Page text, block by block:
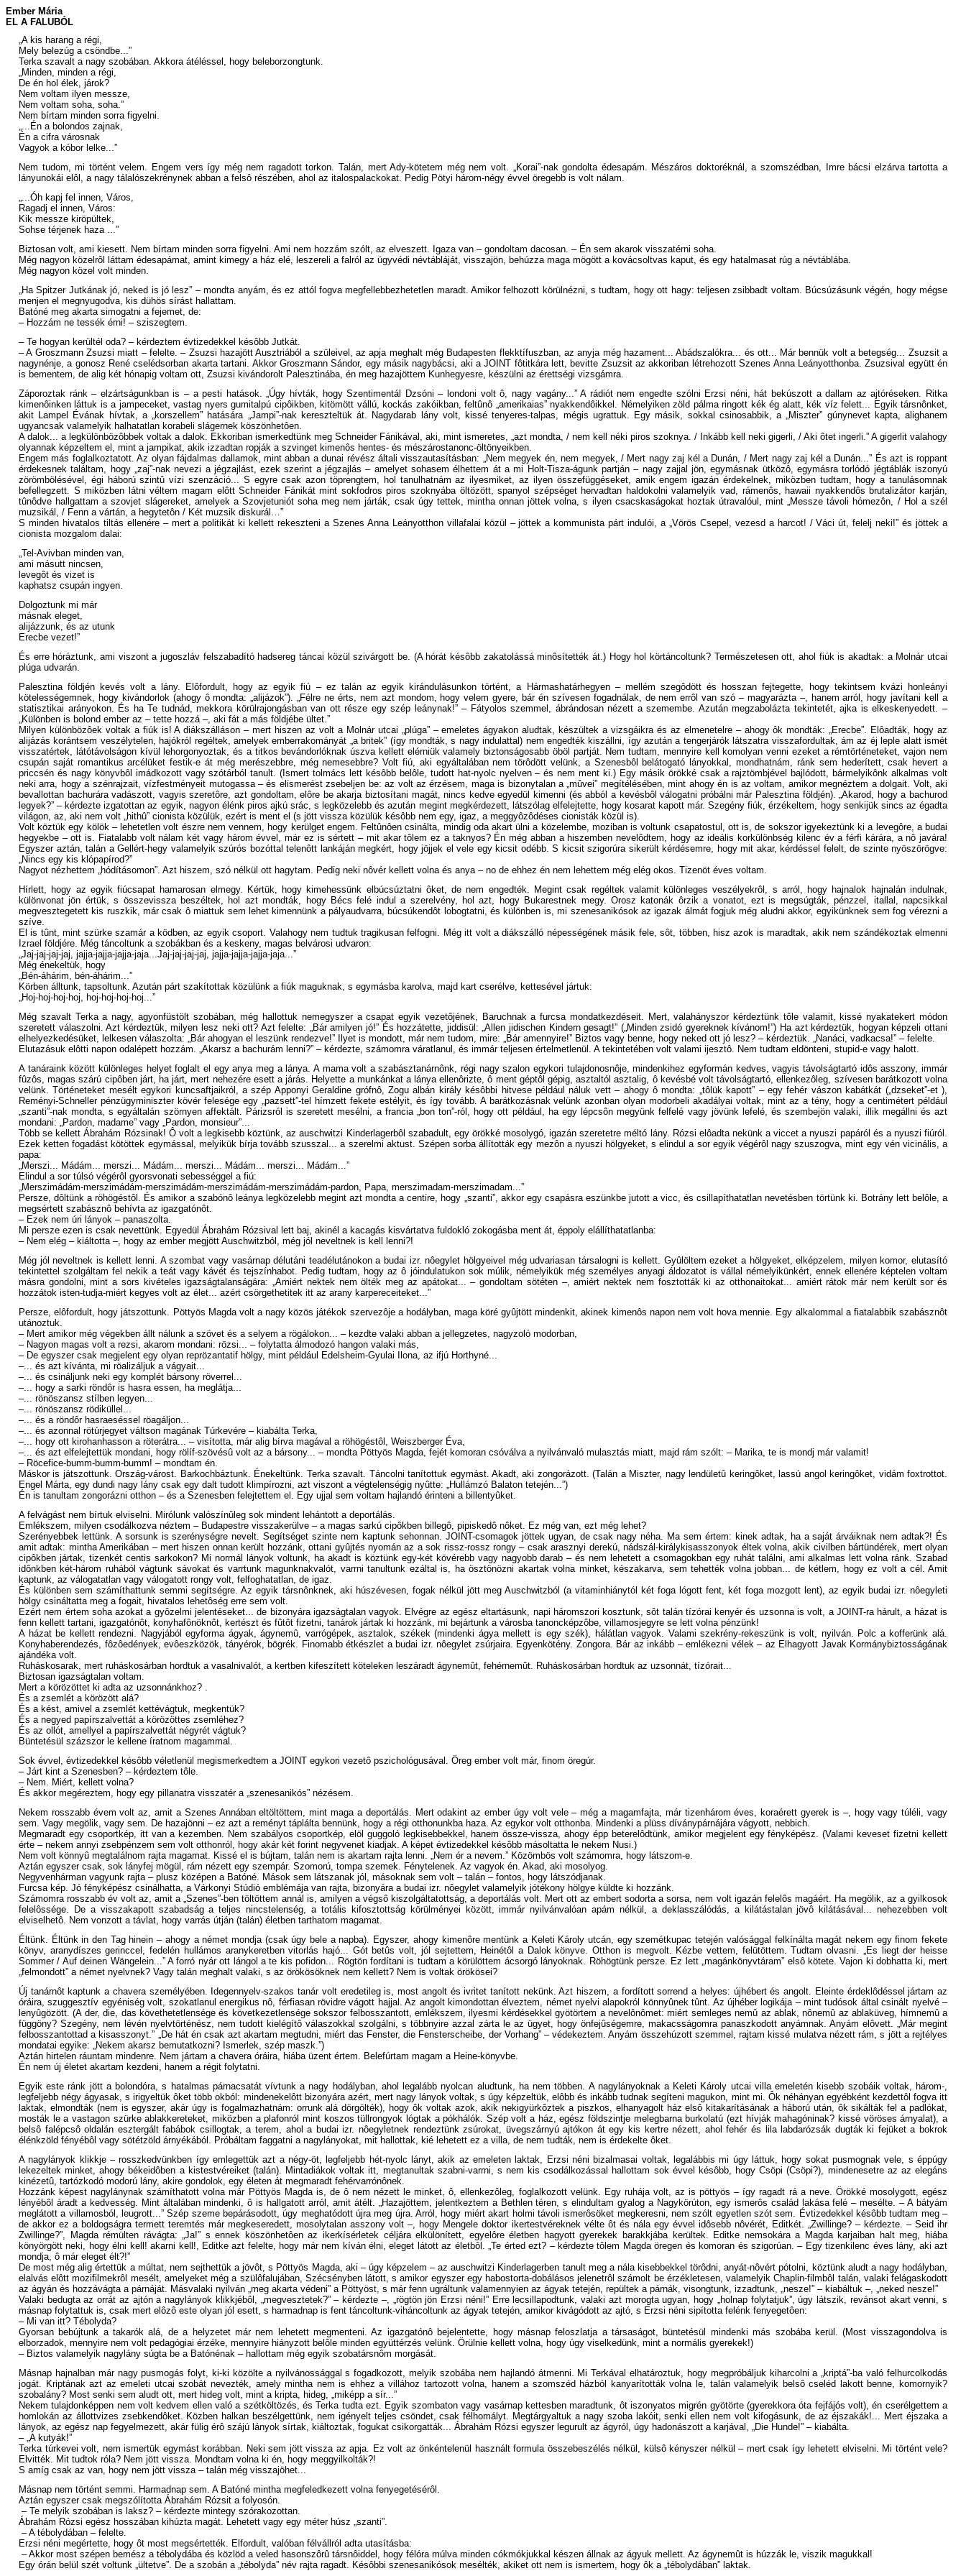
Ember Mária
EL A FALUBÓL
„A kis harang a régi,
Mely belezúg a csöndbe...”
Terka szavalt a nagy szobában. Akkora átéléssel, hogy beleborzongtunk.
„Minden, minden a régi,
De én hol élek, járok?
Nem voltam ilyen messze,
Nem voltam soha, soha.”
Nem bírtam minden sorra figyelni.
„...Én a bolondos zajnak,
Én a cifra városnak
Vagyok a kóbor lelke...”
Nem tudom, mi történt velem. Engem vers így még nem ragadott torkon. Talán, mert Ady-kötetem még nem volt. „Korai”-nak gondolta édesapám. Mészáros doktoréknál, a szomszédban, Imre bácsi elzárva tartotta a
lányunokái elôl, a nagy tálalószekrénynek abban a felsô részében, ahol az italospalackokat. Pedig Pötyi három-négy évvel öregebb is volt nálam.
„...Óh kapj fel innen, Város,
Ragadj el innen, Város:
Kik messze kiröpültek,
Sohse térjenek haza ...”
Biztosan volt, ami kiesett. Nem bírtam minden sorra figyelni. Ami nem hozzám szólt, az elveszett. Igaza van – gondoltam dacosan. – Én sem akarok visszatérni soha.
Még nagyon közelrôl láttam édesapámat, amint kimegy a ház elé, leszereli a falról az ügyvédi névtábláját, visszajön, behúzza maga mögött a kovácsoltvas kaput, és egy hatalmasat rúg a névtáblába.
Még nagyon közel volt minden.
„Ha Spitzer Jutkának jó, neked is jó lesz” – mondta anyám, és ez attól fogva megfellebbezhetetlen maradt. Amikor felhozott körülnézni, s tudtam, hogy ott hagy: teljesen zsibbadt voltam. Búcsúzásunk végén, hogy mégse
menjen el megnyugodva, kis dühös sírást hallattam.
Batóné meg akarta simogatni a fejemet, de:
– Hozzám ne tessék érni! – sziszegtem.
– Te hogyan kerültél oda? – kérdeztem évtizedekkel késôbb Jutkát.
– A Groszmann Zsuzsi miatt – felelte. – Zsuzsi hazajött Ausztriából a szüleivel, az apja meghalt még Budapesten flekktífuszban, az anyja még hazament... Abádszalókra... és ott... Már bennük volt a betegség... Zsuzsit a
nagynénje, a gonosz René cselédsorban akarta tartani. Akkor Groszmann Sándor, egy másik nagybácsi, aki a JOINT fôtitkára lett, bevitte Zsuzsit az akkoriban létrehozott Szenes Anna Leányotthonba. Zsuzsival együtt én
is bementem, de alig két hónapig voltam ott, Zsuzsi kivándorolt Palesztinába, én meg hazajöttem Kunhegyesre, készülni az érettségi vizsgámra.
Záporoztak ránk – elzártságunkban is – a pesti hatások. „Úgy hívták, hogy Szentimentál Dzsóni – londoni volt ô, nagy vagány...” A rádiót nem engedte szólni Erzsi néni, hát bekúszott a dallam az ajtóréseken. Ritka
kimenôinken láttuk is a jampeceket, vastag nyers gumitalpú cipôikben, kitömött vállú, kockás zakóikban, feltûnô „amerikaias” nyakkendôikkel. Némelyiken zöld pálma ringott kék ég alatt, kék víz felett... Egyik társnônket,
akit Lampel Évának hívtak, a „korszellem” hatására „Jampi”-nak kereszteltük át. Nagydarab lány volt, kissé tenyeres-talpas, mégis ugrattuk. Egy másik, sokkal csinosabbik, a „Miszter” gúnynevet kapta, alighanem
ugyancsak valamelyik halhatatlan korabeli slágernek köszönhetôen.
A dalok... a legkülönbözôbbek voltak a dalok. Ekkoriban ismerkedtünk meg Schneider Fánikával, aki, mint ismeretes, „azt mondta, / nem kell néki piros szoknya. / Inkább kell neki gigerli, / Aki ôtet ingerli.” A gigerlit valahogy
olyannak képzeltem el, mint a jampikat, akik izzadtan ropják a szvinget kimenôs hentes- és mészárostanonc-öltönyeikben.
Engem más foglalkoztatott. Az olyan fájdalmas dallamok, mint abban a dunai révész általi visszautasításban: „Nem megyek én, nem megyek, / Mert nagy zaj kél a Dunán, / Mert nagy zaj kél a Dunán...” És azt is roppant
érdekesnek találtam, hogy „zaj”-nak nevezi a jégzajlást, ezek szerint a jégzajlás – amelyet sohasem élhettem át a mi Holt-Tisza-águnk partján – nagy zajjal jön, egymásnak ütközô, egymásra torlódó jégtáblák iszonyú
zörömbölésével, égi háború szintû vízi szenzáció... S egyre csak azon töprengtem, hol tanulhatnám az ilyesmiket, az ilyen összefüggéseket, amik engem igazán érdekelnek, miközben tudtam, hogy a tanulásomnak
befellegzett. S miközben látni véltem magam elôtt Schneider Fánikát mint sokfodros piros szoknyába öltözött, spanyol szépséget hervadtan haldokolni valamelyik vad, rámenôs, hawaii nyakkendôs brutalizátor karján,
tûnôdve hallgattam a szovjet slágereket, amelyek a Szovjetuniót soha meg nem járták, csak úgy tettek, mintha onnan jöttek volna, s ilyen csacskaságokat hoztak útravalóul, mint „Messze távoli hómezôn, / Hol a szél
muzsikál, / Fenn a vártán, a hegytetôn / Két muzsik diskurál…”
S minden hivatalos tiltás ellenére – mert a politikát ki kellett rekeszteni a Szenes Anna Leányotthon villafalai közül – jöttek a kommunista párt indulói, a „Vörös Csepel, vezesd a harcot! / Váci út, felelj neki!” és jöttek a
cionista mozgalom dalai:
„Tel-Avivban minden van,
ami másutt nincsen,
levegôt és vizet is
kaphatsz csupán ingyen.
Dolgoztunk mi már
másnak eleget,
alijázzunk, és az utunk
Erecbe vezet!”
És erre hóráztunk, ami viszont a jugoszláv felszabadító hadsereg táncai közül szivárgott be. (A hórát késôbb zakatolássá minôsítették át.) Hogy hol körtáncoltunk? Természetesen ott, ahol fiúk is akadtak: a Molnár utcai
plúga udvarán.
Palesztina földjén kevés volt a lány. Elôfordult, hogy az egyik fiú – ez talán az egyik kirándulásunkon történt, a Hármashatárhegyen – mellém szegôdött és hosszan fejtegette, hogy tekintsem kvázi honleányi
kötelességemnek, hogy kivándorlok (ahogy ô mondta: „alijázok”). „Félre ne érts, nem azt mondom, hogy velem gyere, bár én szívesen fogadnálak, de nem errôl van szó – magyarázta –, hanem arról, hogy javítani kell a
statisztikai arányokon. És ha Te tudnád, mekkora körülrajongásban van ott része egy szép leánynak!” – Fátyolos szemmel, ábrándosan nézett a szemembe. Azután megzabolázta tekintetét, ajka is elkeskenyedett. –
„Különben is bolond ember az – tette hozzá –, aki fát a más földjébe ültet.”
Milyen különbözôek voltak a fiúk is! A diákszálláson – mert hiszen az volt a Molnár utcai „plúga” – emeletes ágyakon aludtak, készültek a vizsgáikra és az elmenetelre – ahogy ôk mondták: „Erecbe”. Elôadták, hogy az
alijázás korántsem veszélytelen, hajókról regéltek, amelyek emberrakományát „a britek” (így mondták, s nagy indulattal) nem engedték kiszállni, így azután a tengerjárók látszatra visszafordultak, ám az éj leple alatt ismét
visszatértek, látótávolságon kívül lehorgonyoztak, és a titkos bevándorlóknak úszva kellett elérniük valamely biztonságosabb öböl partját. Nem tudtam, mennyire kell komolyan venni ezeket a rémtörténeteket, vajon nem
csupán saját romantikus arcélüket festik-e át még merészebbre, még nemesebbre? Volt fiú, aki egyáltalában nem törôdött velünk, a Szenesbôl belátogató lányokkal, mondhatnám, ránk sem hederített, csak hevert a
priccsén és nagy könyvbôl imádkozott vagy szótárból tanult. (Ismert tolmács lett késôbb belôle, tudott hat-nyolc nyelven – és nem ment ki.) Egy másik örökké csak a rajztömbjével bajlódott, bármelyikônk alkalmas volt
neki arra, hogy a szénrajzait, vízfestményeit mutogassa – és elismerést zsebeljen be: az volt az érzésem, maga is bizonytalan a „mûvei” megítélésében, mint ahogy én is az voltam, amikor megnéztem a dolgait. Volt, aki
bevallottan bachurára vadászott, vagyis szeretôre, azt gondoltam, elôre be akarja biztosítani magát, nincs kedve egyedül kimenni (és abból a kevésbôl válogatni próbálni már Palesztina földjén). „Akarod, hogy a bachurod
legyek?” – kérdezte izgatottan az egyik, nagyon élénk piros ajkú srác, s legközelebb és azután megint megkérdezett, látszólag elfelejtette, hogy kosarat kapott már. Szegény fiúk, érzékeltem, hogy senkijük sincs az égadta
világon, az, aki nem volt „hithû” cionista közülük, ezért is ment el (s jött vissza közülük késôbb nem egy, igaz, a meggyôzôdéses cionisták közül is).
Volt köztük egy kölök – lehetetlen volt észre nem vennem, hogy kerülget engem. Feltûnôen csinálta, mindig oda akart ülni a közelembe, moziban is voltunk csapatostul, ott is, de sokszor igyekeztünk ki a levegôre, a budai
hegyekbe – ott is. Fiatalabb volt nálam két vagy három évvel, már ez is sértett – mit akar tôlem ez a taknyos? Én még abban a hiszemben nevelôdtem, hogy az ideális korkülönbség kilenc év a férfi kárára, a nô javára!
Egyszer aztán, talán a Gellért-hegy valamelyik szúrós bozóttal telenôtt lankáján megkért, hogy jöjjek el vele egy kicsit odébb. S kicsit szigorúra sikerült kérdésemre, hogy mit akar, kérdéssel felelt, de szinte nyöszörögve:
„Nincs egy kis klópapírod?”
Nagyot nézhettem „hódításomon”. Azt hiszem, szó nélkül ott hagytam. Pedig neki nôvér kellett volna és anya – no de ehhez én nem lehettem még elég okos. Tizenöt éves voltam.
Hírlett, hogy az egyik fiúcsapat hamarosan elmegy. Kértük, hogy kimehessünk elbúcsúztatni ôket, de nem engedték. Megint csak regéltek valamit különleges veszélyekrôl, s arról, hogy hajnalok hajnalán indulnak,
különvonat jön értük, s összevissza beszéltek, hol azt mondták, hogy Bécs felé indul a szerelvény, hol azt, hogy Bukarestnek megy. Orosz katonák ôrzik a vonatot, ezt is megsúgták, pénzzel, itallal, napcsikkal
megvesztegetett kis ruszkik, már csak ô miattuk sem lehet kimennünk a pályaudvarra, búcsúkendôt lobogtatni, és különben is, mi szenesanikósok az igazak álmát fogjuk még aludni akkor, egyikünknek sem fog vérezni a
szíve.
El is tûnt, mint szürke szamár a ködben, az egyik csoport. Valahogy nem tudtuk tragikusan felfogni. Még itt volt a diákszálló népességének másik fele, sôt, többen, hisz azok is maradtak, akik nem szándékoztak elmenni
Izrael földjére. Még táncoltunk a szobákban és a keskeny, magas belvárosi udvaron:
„Jaj-jaj-jaj-jaj, jajja-jajja-jajja-jaja...Jaj-jaj-jaj-jaj, jajja-jajja-jajja-jaja...”
Még énekeltük, hogy
„Bén-áhárim, bén-áhárim...”
Körben álltunk, tapsoltunk. Azután párt szakítottak közülünk a fiúk maguknak, s egymásba karolva, majd kart cserélve, kettesével jártuk:
„Hoj-hoj-hoj-hoj, hoj-hoj-hoj-hoj...”
Még szavalt Terka a nagy, agyonfüstölt szobában, még hallottuk nemegyszer a csapat egyik vezetôjének, Baruchnak a furcsa mondatkezdéseit. Mert, valahányszor kérdeztünk tôle valamit, kissé nyakatekert módon
szeretett válaszolni. Azt kérdeztük, milyen lesz neki ott? Azt felelte: „Bár amilyen jó!” És hozzátette, jiddisül: „Allen jidischen Kindern gesagt!” („Minden zsidó gyereknek kívánom!”) Ha azt kérdeztük, hogyan képzeli ottani
elhelyezkedésüket, lelkesen válaszolta: „Bár ahogyan el leszünk rendezve!” Ilyet is mondott, már nem tudom, mire: „Bár amennyire!” Biztos vagy benne, hogy neked ott jó lesz? – kérdeztük. „Nanáci, vadkacsa!” – felelte.
Elutazásuk elôtti napon odalépett hozzám. „Akarsz a bachurám lenni?” – kérdezte, számomra váratlanul, és immár teljesen értelmetlenül. A tekintetében volt valami ijesztô. Nem tudtam eldönteni, stupid-e vagy halott.
A tanáraink között különleges helyet foglalt el egy anya meg a lánya. A mama volt a szabásztanárnônk, régi nagy szalon egykori tulajdonosnôje, mindenkihez egyformán kedves, vagyis távolságtartó idôs asszony, immár
fûzôs, magas szárú cipôben járt, ha járt, mert nehezére esett a járás. Helyette a munkánkat a lánya ellenôrizte, ô ment géptôl gépig, asztaltól asztalig, ô kevésbé volt távolságtartó, ellenkezôleg, szívesen barátkozott volna
velünk. Történeteket mesélt egykori kuncsaftjaikról, a szép Apponyi Geraldine grófnô, Zogu albán király késôbbi hitvese például náluk vett – ahogy ô mondta: „tôlük kapott” – egy fehér vászon kabátkát („dzseket”-et ),
Reményi-Schneller pénzügyminiszter kövér felesége egy „pazsett”-tel hímzett fekete estélyit, és így tovább. A barátkozásnak velünk azonban olyan modorbeli akadályai voltak, mint az a tény, hogy a centimétert például
„szanti”-nak mondta, s egyáltalán szörnyen affektált. Párizsról is szeretett mesélni, a francia „bon ton”-ról, hogy ott például, ha egy lépcsôn megyünk felfelé vagy jövünk lefelé, és szembejön valaki, illik megállni és azt
mondani: „Pardon, madame” vagy „Pardon, monsieur”...
Több se kellett Ábrahám Rózsinak! Ô volt a legkisebb köztünk, az auschwitzi Kinderlagerbôl szabadult, egy örökké mosolygó, igazán szeretetre méltó lány. Rózsi elôadta nekünk a viccet a nyuszi papáról és a nyuszi fiúról.
Ezek ketten fogadást kötöttek egymással, melyikük bírja tovább szusszal... a szerelmi aktust. Szépen sorba állították egy mezôn a nyuszi hölgyeket, s elindul a sor egyik végérôl nagy szuszogva, mint egy vén vicinális, a
papa:
„Merszi... Mádám... merszi... Mádám... merszi... Mádám... merszi... Mádám...”
Elindul a sor túlsó végérôl gyorsvonati sebességgel a fiú:
„Merszimádám-merszimádám-merszimádám-merszimádám-merszimádám-pardon, Papa, merszimadam-merszimadam...”
Persze, dôltünk a röhögéstôl. És amikor a szabónô leánya legközelebb megint azt mondta a centire, hogy „szanti”, akkor egy csapásra eszünkbe jutott a vicc, és csillapíthatatlan nevetésben törtünk ki. Botrány lett belôle, a
megsértett szabásznô behívta az igazgatónôt.
– Ezek nem úri lányok – panaszolta.
Mi persze ezen is csak nevettünk. Egyedül Ábrahám Rózsival lett baj, akinél a kacagás kisvártatva fuldokló zokogásba ment át, éppoly elállíthatatlanba:
– Nem elég – kiáltotta –, hogy az ember megjött Auschwitzból, még jól neveltnek is kell lenni?!
Még jól neveltnek is kellett lenni. A szombat vagy vasárnap délutáni teadélutánokon a budai izr. nôegylet hölgyeivel még udvariasan társalogni is kellett. Gyûlöltem ezeket a hölgyeket, elképzelem, milyen komor, elutasító
tekintettel szolgáltam fel nekik a teát vagy kávét és tejszínhabot. Pedig tudtam, hogy az ô jóindulatukon sok múlik, némelyikük még személyes anyagi áldozatot is vállal némelyikünkért, ennek ellenére képtelen voltam
másra gondolni, mint a sors kivételes igazságtalanságára: „Amiért nektek nem ölték meg az apátokat... – gondoltam sötéten –, amiért nektek nem fosztották ki az otthonaitokat... amiért rátok már nem került sor és
hozzátok isten-tudja-miért kegyes volt az élet... azért csörgethetitek itt az arany karpereceiteket...”
Persze, elôfordult, hogy játszottunk. Pöttyös Magda volt a nagy közös játékok szervezôje a hodályban, maga köré gyûjtött mindenkit, akinek kimenôs napon nem volt hova mennie. Egy alkalommal a fiatalabbik szabásznôt
utánoztuk.
– Mert amikor még végekben állt nálunk a szövet és a selyem a rögálokon... – kezdte valaki abban a jellegzetes, nagyzoló modorban,
– Nagyon magas volt a rezsi, akarom mondani: rözsi... – folytatta álmodozó hangon valaki más,
– De egyszer csak megjelent egy olyan reprözantatif hölgy, mint például Edelsheim-Gyulai Ilona, az ifjú Horthyné...
–... és azt kívánta, mi röalizáljuk a vágyait...
–... és csináljunk neki egy komplét bársony röverrel...
–... hogy a sarki röndôr is hasra essen, ha meglátja...
–... rönöszansz stílben legyen...
–... rönöszansz rödiküllel...
–... és a röndôr hasraeséssel röagáljon...
–... és azonnal rötúrjegyet váltson magának Túrkevére – kiabálta Terka,
–... hogy ott kirohanhasson a röterátra... – visította, már alig bírva magával a röhögéstôl, Weiszberger Éva,
–... és azt elfelejtettük mondani, hogy rölíf-szövésû volt az a bársony... – mondta Pöttyös Magda, fejét komoran csóválva a nyilvánvaló mulasztás miatt, majd rám szólt: – Marika, te is mondj már valamit!
– Röcefice-bumm-bumm-bumm! – mondtam én.
Máskor is játszottunk. Ország-várost. Barkochbáztunk. Énekeltünk. Terka szavalt. Táncolni tanítottuk egymást. Akadt, aki zongorázott. (Talán a Miszter, nagy lendületû keringôket, lassú angol keringôket, vidám foxtrottot.
Engel Márta, egy dundi nagy lány csak egy dalt tudott klimpírozni, azt viszont a végtelenségig nyûtte: „Hullámzó Balaton tetején...”)
Én is tanultam zongorázni otthon – és a Szenesben felejtettem el. Egy ujjal sem voltam hajlandó érinteni a billentyûket.
A felvágást nem bírtuk elviselni. Mirólunk valószínûleg sok mindent lehántott a deportálás.
Emlékszem, milyen csodálkozva néztem – Budapestre visszakerülve – a magas sarkú cipôkben billegô, pipiskedô nôket. Ez még van, ezt még lehet?
Szerényebbek lettünk. A sorsunk is szerénységre nevelt. Segítséget szinte nem kaptunk sehonnan. JOINT-csomagok jöttek ugyan, de csak nagy néha. Ma sem értem: kinek adtak, ha a saját árváiknak nem adtak?! És
amit adtak: mintha Amerikában – mert hiszen onnan került hozzánk, ottani gyûjtés nyomán az a sok rissz-rossz rongy – csak arasznyi derekú, nádszál-királykisasszonyok éltek volna, akik civilben bártündérek, mert olyan
cipôkben jártak, tizenkét centis sarkokon? Mi normál lányok voltunk, ha akadt is köztünk egy-két kövérebb vagy nagyobb darab – és nem lehetett a csomagokban egy ruhát találni, ami alkalmas lett volna ránk. Szabad
idônkben két-három ruhából vágtunk sávokat és varrtunk magunknakvalót, varrni tanultunk ezáltal is, ha ösztönözni akartak volna minket, készakarva, sem tehették volna jobban... de kétlem, hogy ez volt a cél. Amit
kaptunk, az válogatatlan vagy válogatott rongy volt, felfoghatatlan, de igaz.
És különben sem számíthattunk semmi segítségre. Az egyik társnônknek, aki húszévesen, fogak nélkül jött meg Auschwitzból (a vitaminhiánytól két foga lógott fent, két foga mozgott lent), az egyik budai izr. nôegyleti
hölgy csináltatta meg a fogait, hivatalos lehetôség erre sem volt.
Ezért nem értem soha azokat a gyôzelmi jelentéseket... de bizonyára igazságtalan vagyok. Elvégre az egész eltartásunk, napi háromszori kosztunk, sôt talán tízórai kenyér és uzsonna is volt, a JOINT-ra hárult, a házat is
fenn kellett tartani, igazgatónôt, konyhafônöknôt, kertészt és fûtôt fizetni, tanárok jártak ki hozzánk, mi bejártunk a városba tanoncképzôbe, villamosjegyre se lett volna pénzünk!
A házat be kellett rendezni. Nagyjából egyforma ágyak, ágynemû, varrógépek, asztalok, székek (mindenki ágya mellett is egy szék), hálátlan vagyok. Valami szekrény-rekeszünk is volt, nyilván. Polc a kofferünk alá.
Konyhaberendezés, fôzôedények, evôeszközök, tányérok, bögrék. Finomabb étkészlet a budai izr. nôegylet zsúrjaira. Egyenkötény. Zongora. Bár az inkább – emlékezni vélek – az Elhagyott Javak Kormánybiztosságának
ajándéka volt.
Ruháskosarak, mert ruháskosárban hordtuk a vasalnivalót, a kertben kifeszített köteleken leszáradt ágynemût, fehérnemût. Ruháskosárban hordtuk az uzsonnát, tízórait...
Biztosan igazságtalan voltam.
Mert a körözöttet ki adta az uzsonnánkhoz? .
És a zsemlét a körözött alá?
És a kést, amivel a zsemlét kettévágtuk, megkentük?
És a negyed papírszalvettát a körözöttes zsemléhez?
És az ollót, amellyel a papírszalvettát négyrét vágtuk?
Büntetésül százszor le kellene íratnom magammal.
Sok évvel, évtizedekkel késôbb véletlenül megismerkedtem a JOINT egykori vezetô pszichológusával. Öreg ember volt már, finom öregúr.
– Járt kint a Szenesben? – kérdeztem tôle.
– Nem. Miért, kellett volna?
És akkor megéreztem, hogy egy pillanatra visszatér a „szenesanikós” nézésem.
Nekem rosszabb évem volt az, amit a Szenes Annában eltöltöttem, mint maga a deportálás. Mert odakint az ember úgy volt vele – még a magamfajta, már tizenhárom éves, koraérett gyerek is –, hogy vagy túléli, vagy
sem. Vagy megölik, vagy sem. De hazajönni – ez azt a reményt táplálta bennünk, hogy a régi otthonunkba haza. Az egykor volt otthonba. Mindenki a plüss díványpárnájára vágyott, nebbich.
Megmaradt egy csoportkép, itt van a kezemben. Nem szabályos csoportkép, elöl guggoló legkisebbekkel, hanem össze-vissza, ahogy épp beterelôdtünk, amikor megjelent egy fényképész. (Valami keveset fizetni kellett
érte – nekem annyi zsebpénzem sem volt otthonról, hogy akár két forint negyvenet kiadjak. A képet évtizedekkel késôbb másoltatta le nekem Nusi.)
Nem volt könnyû megtalálnom rajta magamat. Kissé el is bújtam, talán nem is akartam rajta lenni. „Nem ér a nevem.” Közömbös volt számomra, hogy látszom-e.
Aztán egyszer csak, sok lányfej mögül, rám nézett egy szempár. Szomorú, tompa szemek. Fénytelenek. Az vagyok én. Akad, aki mosolyog.
Negyvenhárman vagyunk rajta – plusz középen a Batóné. Mások sem látszanak jól, másoknak sem volt – talán – fontos, hogy látszódjanak.
Furcsa kép. Jó fényképész csinálhatta, a Várkonyi Stúdió emblémája van rajta, bizonyára a budai izr. nôegylet valamelyik jótékony hölgye küldte ki hozzánk.
Számomra rosszabb év volt az, amit a „Szenes”-ben töltöttem annál is, amilyen a végsô kiszolgáltatottság, a deportálás volt. Mert ott az embert sodorta a sorsa, nem volt igazán felelôs magáért. Ha megölik, az a gyilkosok
felelôssége. De a visszakapott szabadság a teljes nincstelenség, a totális kifosztottság körülményei között, immár nyilvánvalóan apám nélkül, a deklasszálódás, a kilátástalan jövô kilátásával... nehezebben volt
elviselhetô. Nem vonzott a távlat, hogy varrás útján (talán) életben tarthatom magamat.
Éltünk. Éltünk in den Tag hinein – ahogy a német mondja (csak úgy bele a napba). Egyszer, ahogy kimenôre mentünk a Keleti Károly utcán, egy szemétkupac tetején valósággal felkínálta magát nekem egy finom fekete
könyv, aranydíszes gerinccel, fedelén hullámos aranykeretben vitorlás hajó... Gót betûs volt, jól sejtettem, Heinétôl a Dalok könyve. Otthon is megvolt. Kézbe vettem, felütöttem. Tudtam olvasni. „Es liegt der heisse
Sommer / Auf deinen Wängelein...” A forró nyár ott lángol a te kis pofidon... Rögtön fordítani is tudtam a körülöttem ácsorgó lányoknak. Röhögtünk persze. Ez lett „magánkönyvtáram” elsô kötete. Vajon ki dobhatta ki, mert
„felmondott” a német nyelvnek? Vagy talán meghalt valaki, s az örökösöknek nem kellett? Nem is voltak örökösei?
Új tanárnôt kaptunk a chavera személyében. Idegennyelv-szakos tanár volt eredetileg is, most angolt és ivritet tanított nekünk. Azt hiszem, a fordított sorrend a helyes: újhébert és angolt. Eleinte érdeklôdéssel jártam az
óráira, szuggesztív egyéniség volt, szokatlanul energikus nô, férfiasan rövidre vágott hajjal. Az angolt kimondottan élveztem, német nyelvi alapokról könnyûnek tûnt. Az újhéber logikája – mint tudósok által csinált nyelvé –
lenyûgözött. (A der, die, das követhetetlensége és következetlensége sokszor felbosszantott, emlékszem, ilyesmi kérdésekkel gyötörtem a nevelônômet: miért semleges nemû az ablak, nônemû az ablaküveg, hímnemû a
függöny? Szegény, nem lévén nyelvtörténész, nem tudott kielégítô válaszokkal szolgálni, s többnyire azzal zárta le az ügyet, hogy önfejûségemre, makacsságomra panaszkodott anyámnak. Anyám elôvett. „Már megint
felbosszantottad a kisasszonyt.” „De hát én csak azt akartam megtudni, miért das Fenster, die Fensterscheibe, der Vorhang” – védekeztem. Anyám összehúzott szemmel, rajtam kissé mulatva nézett rám, s jött a rejtélyes
mondatai egyike: „Nekem akarsz bemutatkozni? Ismerlek, szép maszk.”)
Aztán hirtelen ráuntam mindenre. Nem jártam a chavera óráira, hiába üzent értem. Belefúrtam magam a Heine-könyvbe.
Én nem új életet akartam kezdeni, hanem a régit folytatni.
Egyik este ránk jött a bolondóra, s hatalmas párnacsatát vívtunk a nagy hodályban, ahol legalább nyolcan aludtunk, ha nem többen. A nagylányoknak a Keleti Károly utcai villa emeletén kisebb szobáik voltak, három-,
legfeljebb négy ágyasak, s irigyeltük ôket több okból: mindenekelôtt bizonyára azért, mert nagy lányok voltak, s úgy képzeltük, elôbb és inkább tudnak segíteni magukon, mint mi. Ôk néhányan egyébként kezdettôl fogva itt
laktak, elmondták (nem is egyszer, akár úgy is fogalmazhatnám: orrunk alá dörgölték), hogy ôk voltak azok, akik nekigyürkôztek a piszkos, elhanyagolt ház elsô kitakarításának a háború után, ôk sikálták fel a padlókat,
mosták le a vastagon szürke ablakkereteket, miközben a plafonról mint koszos tüllrongyok lógtak a pókhálók. Szép volt a ház, egész földszintje melegbarna burkolatú (ezt hívják mahagóninak? kissé vöröses árnyalat), a
belsô falépcsô oldalán esztergált fabábok csillogtak, a terem, ahol a budai izr. nôegyletnek rendeztünk zsúrokat, üvegszárnyú ajtókon át egy kis kertre nézett, ahol fehér és lila labdarózsák dugták ki fejüket a bokrok
élénkzöld fényébôl vagy sötétzöld árnyékából. Próbáltam faggatni a nagylányokat, mit hallottak, kié lehetett ez a villa, de nem tudták, nem is érdekelte ôket.
A nagylányok klikkje – rosszkedvünkben így emlegettük azt a négy-öt, legfeljebb hét-nyolc lányt, akik az emeleten laktak, Erzsi néni bizalmasai voltak, legalábbis mi úgy láttuk, hogy sokat pusmognak vele, s éppúgy
lekezeltek minket, ahogy békeidôben a kistestvéreiket (talán). Mintadiákok voltak itt, megtanultak szabni-varrni, s nem kis csodálkozással hallottam sok évvel késôbb, hogy Csöpi (Csöpi?), mindenesetre az az elegáns
kinézetû, tartózkodó modorú lány, akire gondolok, egy életen át megmaradt fehérvarrónônek.
Hozzánk képest nagylánynak számíthatott volna már Pöttyös Magda is, de ô nem nézett le minket, ô, ellenkezôleg, foglalkozott velünk. Egy ruhája volt, az is pöttyös – így ragadt rá a neve. Örökké mosolygott, egész
lényébôl áradt a kedvesség. Mint általában mindenki, ô is hallgatott arról, amit átélt. „Hazajöttem, jelentkeztem a Bethlen téren, s elindultam gyalog a Nagykörúton, egy ismerôs család lakása felé – mesélte. – A bátyám
meglátott a villamosból, leugrott...” Szép szeme bepárásodott, úgy meghatódott újra meg újra. Arról, hogy miért akart holmi távoli ismerôsöket megkeresni, nem szólt egyetlen szót sem. Évtizedekkel késôbb tudtam meg –
de akkor ez a boldogságra termett teremtés már megkeseredett, mosolytalan asszony volt –, hogy Mengele doktor ikertestvéreknek vélte ôt és nála egy évvel idôsebb nôvérét, Editkét. „Zwillinge? – kérdezte. – Seid ihr
Zwillinge?”, Magda rémülten rávágta: „Ja!” s ennek köszönhetôen az ikerkísérletek céljára elkülönített, egyelôre életben hagyott gyerekek barakkjába kerültek. Editke nemsokára a Magda karjaiban halt meg, hiába
könyörgött neki, hogy élni kell! akarni kell!, Editke azt felelte, hogy már nem kíván élni, eleget látott az életbôl. „Te érted ezt? – kérdezte tôlem Magda öregen és komoran és szigorúan. – Egy tizenkilenc éves lány, aki azt
mondja, ô már eleget élt?!”
De most még alig értettük a múltat, nem sejthettük a jövôt, s Pöttyös Magda, aki – úgy képzelem – az auschwitzi Kinderlagerben tanult meg a nála kisebbekkel törôdni, anyát-nôvért pótolni, köztünk aludt a nagy hodályban,
elalvás elôtt mozifilmekrôl mesélt, amelyeket még a szülôfalujában, Szécsényben látott, s amikor egyszer egy habostorta-dobálásos jelenetrôl számolt be érzékletesen, valamelyik Chaplin-filmbôl talán, valaki felágaskodott
az ágyán és hozzávágta a párnáját. Másvalaki nyilván „meg akarta védeni” a Pöttyöst, s már fenn ugráltunk valamennyien az ágyak tetején, repültek a párnák, visongtunk, izzadtunk, „nesze!” – kiabáltuk –, „neked nesze!”
Valaki bedugta az orrát az ajtón a nagylányok klikkjébôl, „megvesztetek?” – kérdezte –, „rögtön jön Erzsi néni!” Erre lecsillapodtunk, valaki azt morogta ugyan, hogy „holnap folytatjuk”, úgy látszik, revánsot akart venni, s
másnap folytattuk is, csak mert elôzô este olyan jól esett, s harmadnap is fent táncoltunk-viháncoltunk az ágyak tetején, amikor kivágódott az ajtó, s Erzsi néni sipította felénk fenyegetôen:
– Mi van itt? Tébolyda?
Gyorsan bebújtunk a takarók alá, de a helyzetet már nem lehetett megmenteni. Az igazgatónô bejelentette, hogy másnap feloszlatja a társaságot, büntetésül mindenki más szobába kerül. (Most visszagondolva is
elborzadok, mennyire nem volt pedagógiai érzéke, mennyire hiányzott belôle minden együttérzés velünk. Örülnie kellett volna, hogy úgy viselkedünk, mint a normális gyerekek!)
– Biztos valamelyik nagylány súgta be a Batónénak – hallottam még egyik szobatársnôm morgását.
Másnap hajnalban már nagy pusmogás folyt, ki-ki közölte a nyilvánossággal s fogadkozott, melyik szobába nem hajlandó átmenni. Mi Terkával elhatároztuk, hogy megpróbáljuk kiharcolni a „kriptá”-ba való felhurcolkodás
jogát. Kriptának azt az emeleti utcai szobát nevezték, amely mintha nem is ehhez a villához tartozott volna, hanem a szomszéd házból kanyarították volna le, talán valamelyik belsô cseléd lakott benne, komornyik?
szobalány? Most senki sem aludt ott, mert hideg volt, mint a kripta, hideg, „miképp a sír...”
Nekem tulajdonképpen nem volt kedvem ellen való a szétköltözés, és Terka tudta ezt. Egyik szombaton vagy vasárnap kettesben maradtunk, ôt iszonyatos migrén gyötörte (gyerekkora óta fejfájós volt), én cserélgettem a
homlokán az állottvizes zsebkendôket. Közben halkan beszélgettünk, nem igényelt teljes csöndet, csak félhomályt. Megtárgyaltuk a nagy szoba lakóit, senki ellen nem volt kifogásunk, de az éjszakák!... Mert éjszaka a
lányok, az egész nap fegyelmezett, akár fülig érô szájú lányok sírtak, kiáltoztak, fogukat csikorgatták... Ábrahám Rózsi egyszer legurult az ágyról, úgy hadonászott a karjával, „Die Hunde!” – kiabálta.
– „A kutyák!”
Terka túrkevei volt, nem ismertük egymást korábban. Neki sem jött vissza az apja. Ez volt az önkéntelenül használt formula összebeszélés nélkül, külsô kényszer nélkül – mert csak így lehetett elviselni. Mi történt vele?
Elvitték. Mit tudtok róla? Nem jött vissza. Mondtam volna ki én, hogy meggyilkolták?!
S amíg csak az van, hogy nem jött vissza – talán még visszajöhet...
Másnap nem történt semmi. Harmadnap sem. A Batóné mintha megfeledkezett volna fenyegetésérôl.
Aztán egyszer csak megszólította Ábrahám Rózsit a folyosón.
– Te melyik szobában is laksz? – kérdezte mintegy szórakozottan.
Ábrahám Rózsi egész hosszában kihúzta magát. Lehetett vagy egy méter húsz „szanti”.
– A tébolydában – felelte.
Erzsi néni megértette, hogy ôt most megsértették. Elfordult, valóban félvállról adta utasításba:
– Akkor most szépen bemész a tébolydába és közlöd a veled hasonszôrû társnôiddel, hogy félóra múlva minden cókmókjukkal készen állnak az ágyuk mellett. Az ágynemût is húzzák le, viszik magukkal!
Egy órán belül szét voltunk „ültetve”. De a szobán a „tébolyda” név rajta ragadt. Késôbbi szenesanikósok mesélték, akiket ott nem is ismertem, hogy ôk a „tébolydában” laktak.